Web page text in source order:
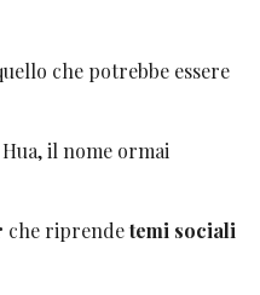
che potrebbe essere
il nome ormai
che riprendetemi sociali